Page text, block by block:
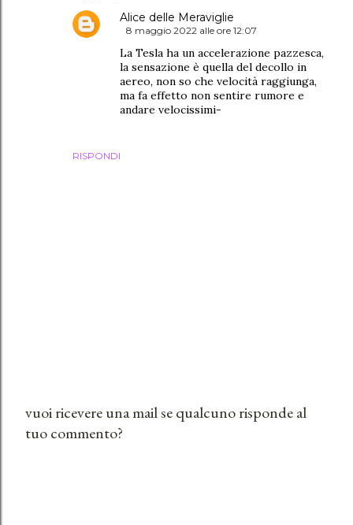
RISPONDI
Alice delle Meraviglie
8 maggio 2022 alle ore 12:07
La Tesla ha un accelerazione pazzesca,
la sensazione è quella del decollo in
aereo, non so che velocità raggiunga,
ma fa effetto non sentire rumore e
andare velocissimi-
P
vuoi ricevere una mail se qualcuno risponde al
tuo commento?